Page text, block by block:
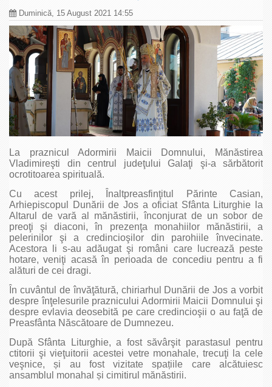
Duminică, 15 August 2021 14:55
La praznicul Adormirii Maicii Domnului, Mănăstirea
Vladimireşti din centrul judeţului Galaţi şi-a sărbătorit
ocrotitoarea spirituală.
Cu acest prilej, Înaltpreasfinţitul Părinte Casian,
Arhiepiscopul Dunării de Jos a oficiat Sfânta Liturghie la
Altarul de vară al mănăstirii, înconjurat de un sobor de
preoţi şi diaconi, în prezenţa monahiilor mănăstirii, a
pelerinilor şi a credincioşilor din parohiile învecinate.
Acestora li s-au adăugat şi români care lucrează peste
hotare, veniţi acasă în perioada de concediu pentru a fi
alături de cei dragi.
În cuvântul de învăţătură, chiriarhul Dunării de Jos a vorbit
despre înţelesurile praznicului Adormirii Maicii Domnului şi
despre evlavia deosebită pe care credincioşii o au faţă de
Preasfânta Născătoare de Dumnezeu.
După Sfânta Liturghie, a fost săvârşit parastasul pentru
ctitorii şi vieţuitorii acestei vetre monahale, trecuţi la cele
veşnice, și au fost vizitate spațiile care alcătuiesc
ansamblul monahal și cimitirul mănăstirii.